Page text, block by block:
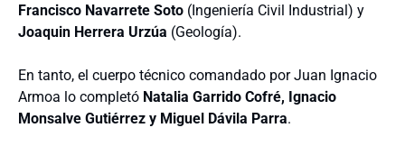
Francisco Navarrete Soto (Ingeniería Civil Industrial) y
Joaquin Herrera Urzúa (Geología).
En tanto, el cuerpo técnico comandado por Juan Ignacio
Armoa lo completó Natalia Garrido Cofré, Ignacio
Monsalve Gutiérrez y Miguel Dávila Parra.